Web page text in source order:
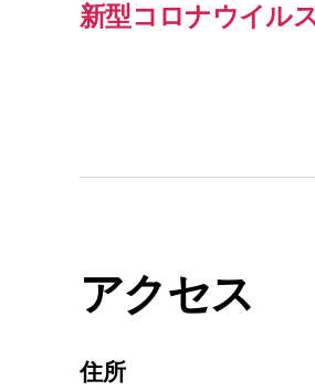
新型コロナウイル
アクセス
住所